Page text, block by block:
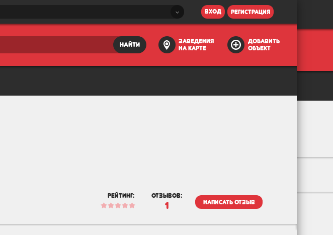
вход регистрация
найти
заведения
на карте
добавить
объект
рейтинг: отзывов:
1 написать отзыв